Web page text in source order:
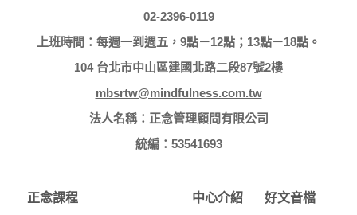
02-2396-0119
上班時間：每週一到週五，9點－12點；13點－18點。
104 台北市中山區建國北路二段87號2樓
mbsrtw@mindfulness.com.tw
法人名稱：正念管理顧問有限公司
統編：53541693
正念課程
中心介紹
好文音檔